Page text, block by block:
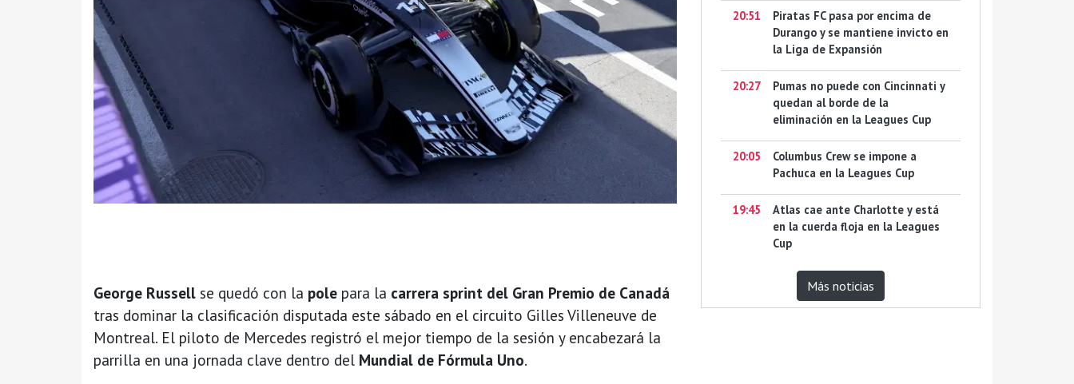
George Russell se quedó con la pole para la carrera sprint del Gran Premio de Canadá
tras dominar la clasificación disputada este sábado en el circuito Gilles Villeneuve de
Montreal. El piloto de Mercedes registró el mejor tiempo de la sesión y encabezará la
parrilla en una jornada clave dentro del Mundial de Fórmula Uno.
20:51
Piratas FC pasa por encima de
Durango y se mantiene invicto en
la Liga de Expansión
20:27
Pumas no puede con Cincinnati y
quedan al borde de la
eliminación en la Leagues Cup
20:05
Columbus Crew se impone a
Pachuca en la Leagues Cup
19:45
Atlas cae ante Charlotte y está
en la cuerda floja en la Leagues
Cup
Más noticias